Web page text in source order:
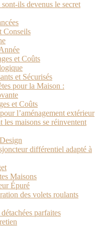
ils devenus le secret
Conseils
et Coûts
et Sécurisés
pour la Maison :
et Coûts
l’aménagement extérieur
les maisons se réinventent
différentiel adapté à
Maisons
Épuré
des volets roulants
parfaites